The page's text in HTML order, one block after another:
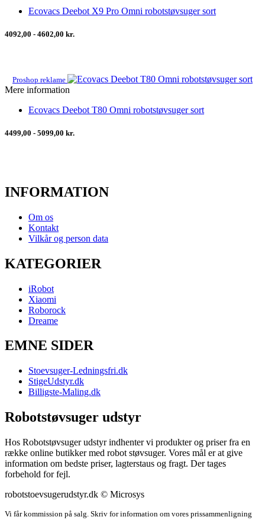
Ecovacs Deebot X9 Pro Omni robotstøvsuger sort
4092,00 - 4602,00 kr.
Proshop reklame
Mere information
Ecovacs Deebot T80 Omni robotstøvsuger sort
4499,00 - 5099,00 kr.
INFORMATION
Om os
Kontakt
Vilkår og person data
KATEGORIER
iRobot
Xiaomi
Roborock
Dreame
EMNE SIDER
Stoevsuger-Ledningsfri.dk
StigeUdstyr.dk
Billigste-Maling.dk
Robotstøvsuger udstyr
Hos Robotstøvsuger udstyr indhenter vi produkter og priser fra en
række online butikker med robot støvsuger. Vores mål er at give
information om bedste priser, lagterstaus og fragt. Der tages
forbehold for fejl.
robotstoevsugerudstyr.dk © Microsys
Vi får kommission på salg. Skriv for information om vores prissammenligning